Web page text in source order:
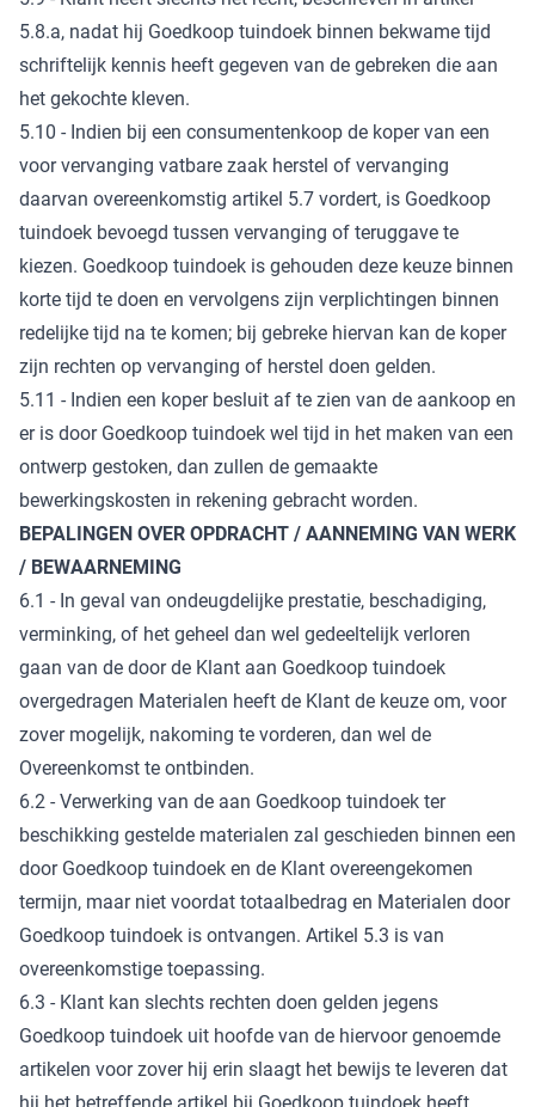
5.8.a, nadat hij Goedkoop tuindoek binnen bekwame tijd
schriftelijk kennis heeft gegeven van de gebreken die aan
het gekochte kleven.
5.10 - Indien bij een consumentenkoop de koper van een
voor vervanging vatbare zaak herstel of vervanging
daarvan overeenkomstig artikel 5.7 vordert, is Goedkoop
tuindoek bevoegd tussen vervanging of teruggave te
kiezen. Goedkoop tuindoek is gehouden deze keuze binnen
korte tijd te doen en vervolgens zijn verplichtingen binnen
redelijke tijd na te komen; bij gebreke hiervan kan de koper
zijn rechten op vervanging of herstel doen gelden.
5.11 - Indien een koper besluit af te zien van de aankoop en
er is door Goedkoop tuindoek wel tijd in het maken van een
ontwerp gestoken, dan zullen de gemaakte
bewerkingskosten in rekening gebracht worden.
BEPALINGEN OVER OPDRACHT / AANNEMING VAN WERK
/ BEWAARNEMING
6.1 - In geval van ondeugdelijke prestatie, beschadiging,
verminking, of het geheel dan wel gedeeltelijk verloren
gaan van de door de Klant aan Goedkoop tuindoek
overgedragen Materialen heeft de Klant de keuze om, voor
zover mogelijk, nakoming te vorderen, dan wel de
Overeenkomst te ontbinden.
6.2 - Verwerking van de aan Goedkoop tuindoek ter
beschikking gestelde materialen zal geschieden binnen een
door Goedkoop tuindoek en de Klant overeengekomen
termijn, maar niet voordat totaalbedrag en Materialen door
Goedkoop tuindoek is ontvangen. Artikel 5.3 is van
overeenkomstige toepassing.
6.3 - Klant kan slechts rechten doen gelden jegens
Goedkoop tuindoek uit hoofde van de hiervoor genoemde
artikelen voor zover hij erin slaagt het bewijs te leveren dat